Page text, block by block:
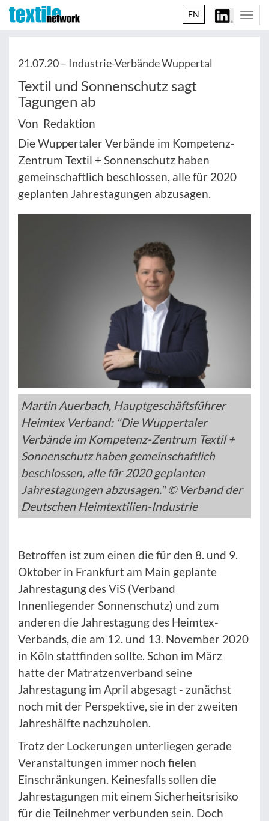
EN
21.07.20 – Industrie-Verbände Wuppertal
Textil und Sonnenschutz sagt
Tagungen ab
Von Redaktion
Die Wuppertaler Verbände im Kompetenz-
Zentrum Textil + Sonnenschutz haben
gemeinschaftlich beschlossen, alle für 2020
geplanten Jahrestagungen abzusagen.
Martin Auerbach, Hauptgeschäftsführer
Heimtex Verband: "Die Wuppertaler
Verbände im Kompetenz-Zentrum Textil +
Sonnenschutz haben gemeinschaftlich
beschlossen, alle für 2020 geplanten
Jahrestagungen abzusagen." © Verband der
Deutschen Heimtextilien-Industrie
Betroffen ist zum einen die für den 8. und 9.
Oktober in Frankfurt am Main geplante
Jahrestagung des ViS (Verband
Innenliegender Sonnenschutz) und zum
anderen die Jahrestagung des Heimtex-
Verbands, die am 12. und 13. November 2020
in Köln stattfinden sollte. Schon im März
hatte der Matratzenverband seine
Jahrestagung im April abgesagt - zunächst
noch mit der Perspektive, sie in der zweiten
Jahreshälfte nachzuholen.
Trotz der Lockerungen unterliegen gerade
Veranstaltungen immer noch fielen
Einschränkungen. Keinesfalls sollen die
Jahrestagungen mit einem Sicherheitsrisiko
für die Teilnehmer verbunden sein. Doch